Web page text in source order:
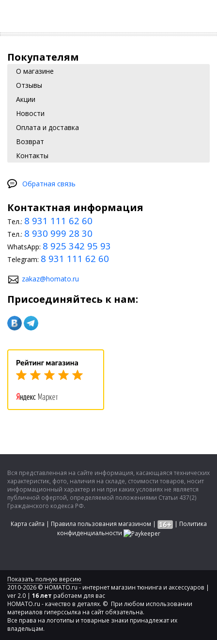
Покупателям
О магазине
Отзывы
Акции
Новости
Оплата и доставка
Возврат
Контакты
Обратная связь
Контактная информация
Тел.: 8 931 111 62 60
Тел.: 8 930 999 28 30
WhatsApp: 8 925 342 95 93
Telegram: 8 931 111 62 60
zakaz@homato.ru
Присоединяйтесь к нам:
Вся представленная на сайте информация, касающаяся технических
характеристик, фото, наличия на складе, стоимости товаров, носит
информационный характер и ни при каких условиях не является
публичной офертой, определяемой положениями Статьи 437(2)
Гражданского кодекса РФ.
Карта сайта | Правила пользования магазином | | Политика
конфиденциальности
Показать полную версию
2010-2026 © HOMATO.ru - интернет магазин тюнинга и аксессуаров |
ver 2.0 | 16 лет работаем для вас
HOMATO.ru - качество в деталях. © При любом использовании
материалов гиперссылка на сайт обязательна.
Все права на логотипы и товарные знаки принадлежат их
владельцам.